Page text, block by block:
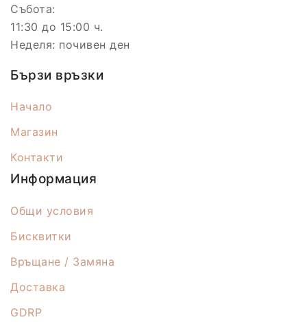
Събота:
11:30 до 15:00 ч.
Неделя: почивен ден
Бързи връзки
Начало
Магазин
Контакти
Информация
Общи условия
Бисквитки
Връщане / Замяна
Доставка
GDRP